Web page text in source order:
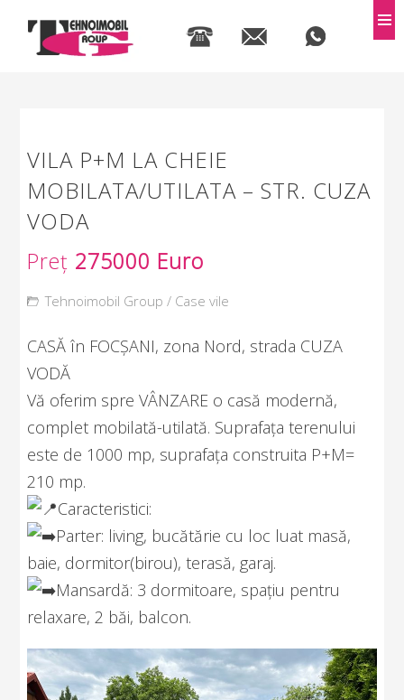
VILA P+M LA CHEIE
MOBILATA/UTILATA – STR. CUZA
VODA
Preț 275000 Euro
Tehnoimobil Group / Case vile
CASĂ în FOCȘANI, zona Nord, strada CUZA
VODĂ
Vă oferim spre VÂNZARE o casă modernă,
complet mobilată-utilată. Suprafața terenului
este de 1000 mp, suprafața construita P+M=
210 mp.
Caracteristici:
Parter: living, bucătărie cu loc luat masă,
baie, dormitor(birou), terasă, garaj.
Mansardă: 3 dormitoare, spațiu pentru
relaxare, 2 băi, balcon.